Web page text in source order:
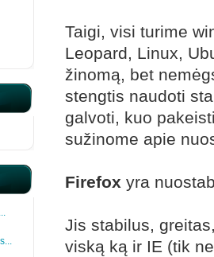
Taigi, visi turime
Leopard, Linux,
žinomą, bet
stengtis naudoti
galvoti, kuo
sužinome apie
Firefox yra
Jis stabilus,
viską ką ir IE (tik